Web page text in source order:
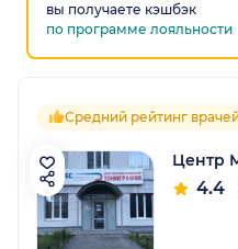
вы получаете кэшбэк
по программе лояльности
Средний рейтинг
Центр
4.4